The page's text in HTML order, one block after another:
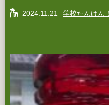
2024.11.21 学校たんけん！